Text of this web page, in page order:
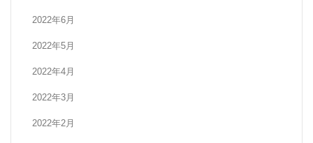
2022年6月
2022年5月
2022年4月
2022年3月
2022年2月